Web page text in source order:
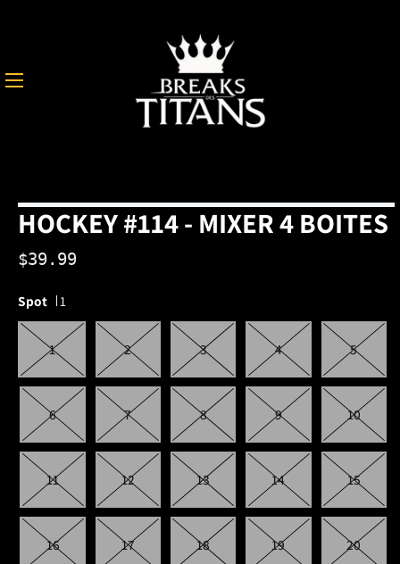
HOCKEY #114 - MIXER 4 BOITES
$39.99
Spot 1
1 2 3 4 5
6 7 8 9 10
11 12 13 14 15
16 17 18 19 20